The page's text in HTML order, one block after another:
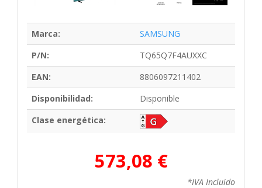
Marca:
SAMSUNG
P/N:
TQ65Q7F4AUXXC
EAN:
8806097211402
Disponibilidad:
Disponible
Clase energética:
573,08 €
*IVA Incluido